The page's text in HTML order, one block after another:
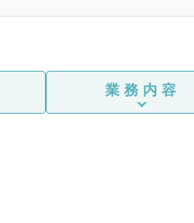
業務内容